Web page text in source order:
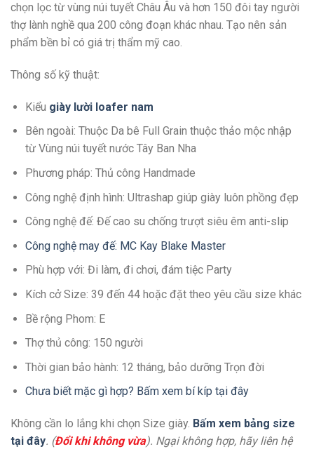
chọn lọc từ vùng núi tuyết Châu Âu và hơn 150 đôi tay người
thợ lành nghề qua 200 công đoạn khác nhau. Tạo nên sản
phẩm bền bỉ có giá trị thẩm mỹ cao.
Thông số kỹ thuật:
Kiểu giày lười loafer nam
Bên ngoài: Thuộc Da bê Full Grain thuộc thảo mộc nhập
từ Vùng núi tuyết nước Tây Ban Nha
Phương pháp: Thủ công Handmade
Công nghệ định hình: Ultrashap giúp giày luôn phồng đẹp
Công nghệ đế: Đế cao su chống trượt siêu êm anti-slip
Công nghệ may đế: MC Kay Blake Master
Phù hợp với: Đi làm, đi chơi, đám tiệc Party
Kích cở Size: 39 đến 44 hoặc đặt theo yêu cầu size khác
Bề rộng Phom: E
Thợ thủ công: 150 người
Thời gian bảo hành: 12 tháng, bảo dưỡng Trọn đời
Chưa biết mặc gì hợp? Bấm xem bí kíp tại đây
Không cần lo lắng khi chọn Size giày. Bấm xem bảng size
tại đây. (Đổi khi không vừa). Ngại không hợp, hãy liên hệ